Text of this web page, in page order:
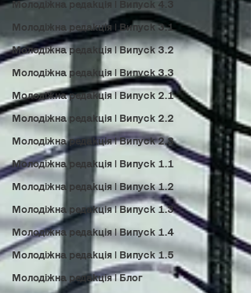
Молодіжна редакція | Випуск 4.3
Молодіжна редакція | Випуск 3.1
Молодіжна редакція | Випуск 3.2
Молодіжна редакція | Випуск 3.3
Молодіжна редакція | Випуск 2.1
Молодіжна редакція | Випуск 2.2
Молодіжна редакція | Випуск 2.3
Молодіжна редакція | Випуск 1.1
Молодіжна редакція | Випуск 1.2
Молодіжна редакція | Випуск 1.3
Молодіжна редакція | Випуск 1.4
Молодіжна редакція | Випуск 1.5
Молодіжна редакція | Блог